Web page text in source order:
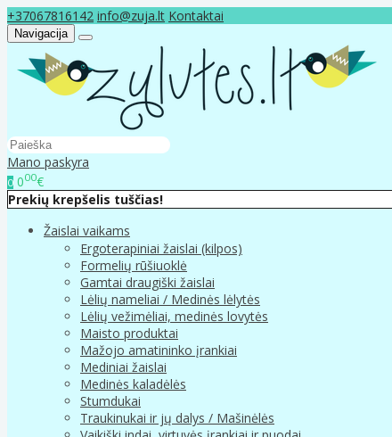
+37067816142 info@zuja.lt Kontaktai
Navigacija
Mano paskyra
0 000€
Prekių krepšelis tuščias!
Žaislai vaikams
Ergoterapiniai žaislai (kilpos)
Formelių rūšiuoklė
Gamtai draugiški žaislai
Lėlių nameliai / Medinės lėlytės
Lėlių vežimėliai, medinės lovytės
Maisto produktai
Mažojo amatininko įrankiai
Mediniai žaislai
Medinės kaladėlės
Stumdukai
Traukinukai ir jų dalys / Mašinėlės